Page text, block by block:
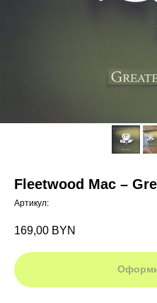
Fleetwood Mac –
Артикул:
169,00 BYN